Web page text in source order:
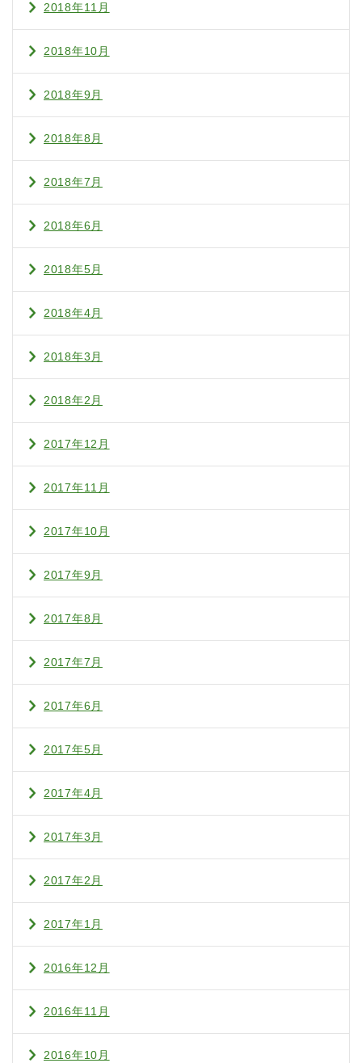
2018年11月
2018年10月
2018年9月
2018年8月
2018年7月
2018年6月
2018年5月
2018年4月
2018年3月
2018年2月
2017年12月
2017年11月
2017年10月
2017年9月
2017年8月
2017年7月
2017年6月
2017年5月
2017年4月
2017年3月
2017年2月
2017年1月
2016年12月
2016年11月
2016年10月